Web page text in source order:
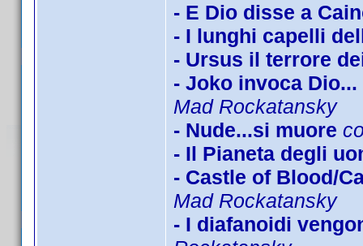
- E Dio disse a
- I lunghi capelli
- Ursus il terrore
- Joko invoca
Mad Rockatansky
- Nude...si muore
- Il Pianeta degli
- Castle of Blood/
Mad Rockatansky
- I diafanoidi